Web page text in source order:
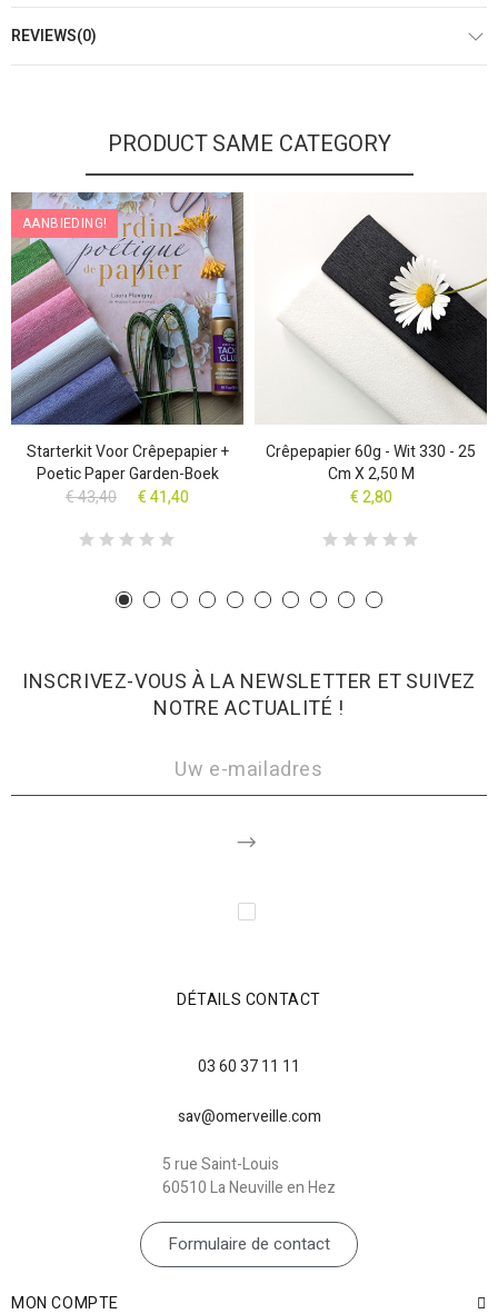
REVIEWS(0)
PRODUCT SAME CATEGORY
AANBIEDING!
Starterkit Voor Crêpepapier +
Poetic Paper Garden-Boek
€ 43,40
€ 41,40
Crêpepapier 60g - Wit 330 - 25
Cm X 2,50 M
€ 2,80
INSCRIVEZ-VOUS À LA NEWSLETTER ET SUIVEZ
NOTRE ACTUALITÉ !
DÉTAILS CONTACT
03 60 37 11 11
sav@omerveille.com
5 rue Saint-Louis
60510 La Neuville en Hez
Formulaire de contact
MON COMPTE